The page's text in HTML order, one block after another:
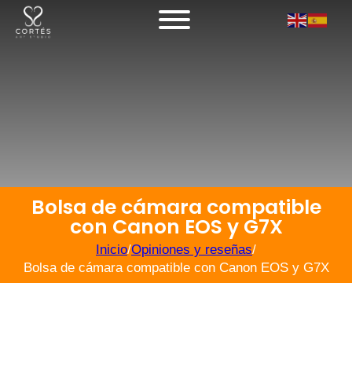
Bolsa de cámara compatible
con Canon EOS y G7X
Inicio/Opiniones y reseñas/
Bolsa de cámara compatible con Canon EOS y G7X